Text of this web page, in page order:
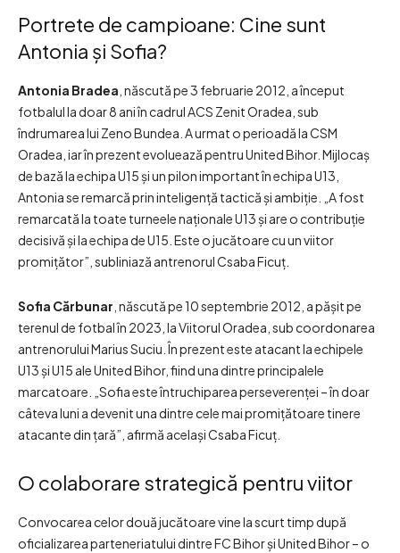
Portrete de campioane: Cine sunt
Antonia și Sofia?
Antonia Bradea , născută pe 3 februarie 2012, a început
fotbalul la doar 8 ani în cadrul ACS Zenit Oradea, sub
îndrumarea lui Zeno Bundea. A urmat o perioadă la CSM
Oradea, iar în prezent evoluează pentru United Bihor. Mijlocaș
de bază la echipa U15 și un pilon important în echipa U13,
Antonia se remarcă prin inteligență tactică și ambiție. „A fost
remarcată la toate turneele naționale U13 și are o contribuție
decisivă și la echipa de U15. Este o jucătoare cu un viitor
promițător”, subliniază antrenorul Csaba Ficuţ.
Sofia Cărbunar , născută pe 10 septembrie 2012, a pășit pe
terenul de fotbal în 2023, la Viitorul Oradea, sub coordonarea
antrenorului Marius Suciu. În prezent este atacant la echipele
U13 și U15 ale United Bihor, fiind una dintre principalele
marcatoare. „Sofia este întruchiparea perseverenței – în doar
câteva luni a devenit una dintre cele mai promițătoare tinere
atacante din țară”, afirmă același Csaba Ficuţ.
O colaborare strategică pentru viitor
Convocarea celor două jucătoare vine la scurt timp după
oficializarea parteneriatului dintre FC Bihor și United Bihor – o